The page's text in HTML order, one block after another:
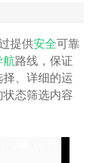
提供安全可靠
航路线，保证
、详细的运
态筛选内容